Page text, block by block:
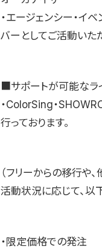
・エージェンシー・イ
バーとしてご活動いた
■サポートが可能なラ
・ColorSing・
行っております。
（フリーからの移行や
活動状況に応じて、以
・限定価格での発注